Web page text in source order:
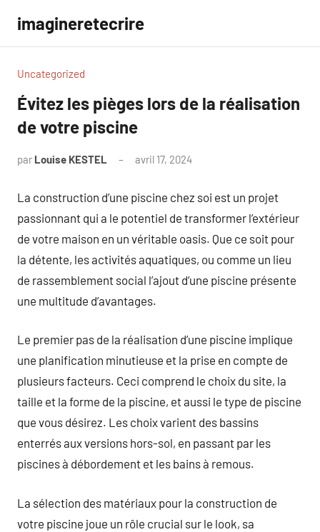
contenu
imagineretecrire
Uncategorized
Évitez les pièges lors de la réalisation
de votre piscine
par Louise KESTEL avril 17, 2024
La construction d’une piscine chez soi est un projet
passionnant qui a le potentiel de transformer l’extérieur
de votre maison en un véritable oasis. Que ce soit pour
la détente, les activités aquatiques, ou comme un lieu
de rassemblement social l’ajout d’une piscine présente
une multitude d’avantages.
Le premier pas de la réalisation d’une piscine implique
une planification minutieuse et la prise en compte de
plusieurs facteurs. Ceci comprend le choix du site, la
taille et la forme de la piscine, et aussi le type de piscine
que vous désirez. Les choix varient des bassins
enterrés aux versions hors-sol, en passant par les
piscines à débordement et les bains à remous.
La sélection des matériaux pour la construction de
votre piscine joue un rôle crucial sur le look, sa